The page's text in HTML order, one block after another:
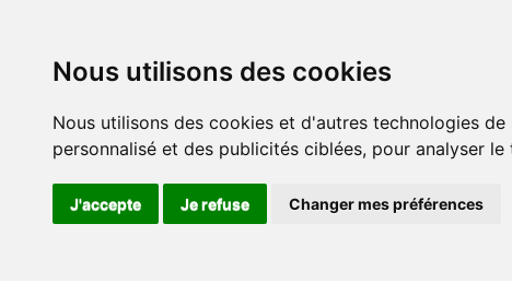
Nous utilisons des cookies
Nous utilisons des cookies et d'autres technologies
personnalisé et des publicités ciblées, pour analyser
J'accepte Je refuse Changer mes préférences